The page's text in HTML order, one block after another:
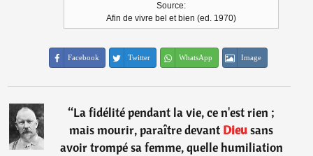
Source:
Afin de vivre bel et bien (ed. 1970)
Facebook Twitter WhatsApp Image
“La fidélité pendant la vie, ce n'est rien ;
mais mourir, paraître devant Dieusans
avoir trompé sa femme, quelle humiliation